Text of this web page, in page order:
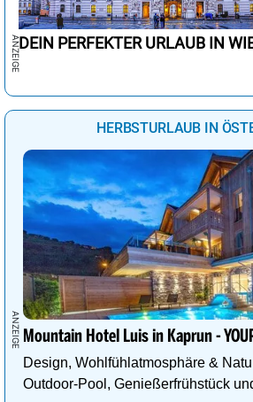
DEIN PERFEKTER URLAUB IN
HERBSTURLAUB IN
Mountain Hotel Luis in Kaprun -
Design, Wohlfühlatmosphäre &
Outdoor-Pool, Genießerfrühstück